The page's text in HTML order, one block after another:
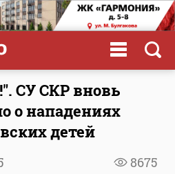
СУ СКР вновь
о нападениях
детей
8675